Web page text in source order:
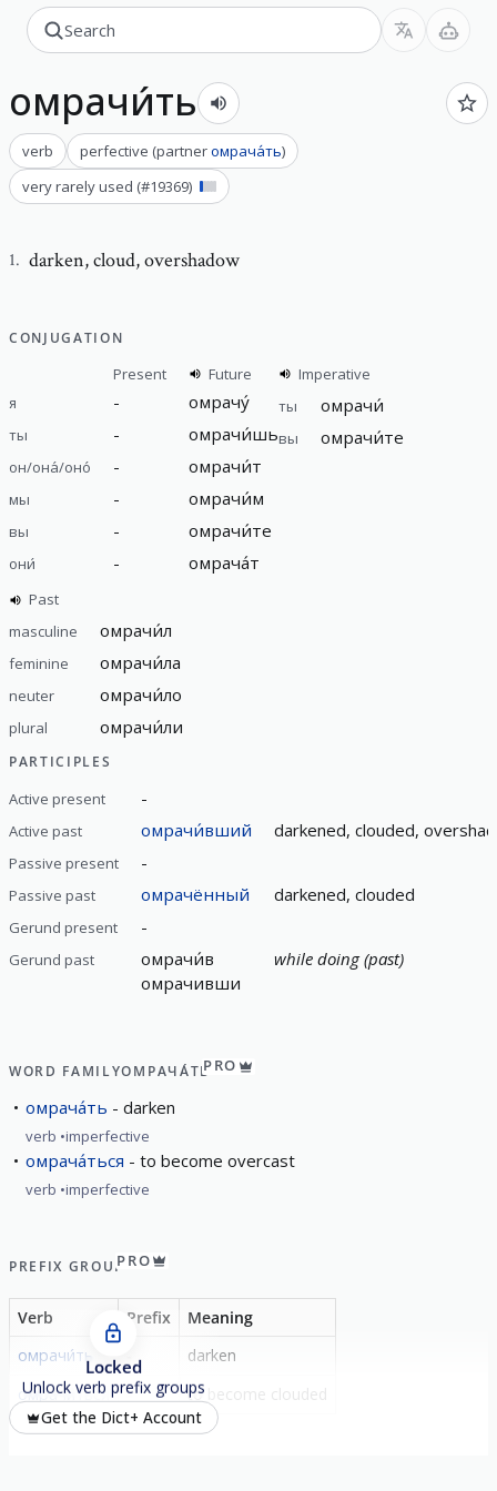
омрачи́ть
verb perfective (partnerомрача́ть)
very rarely used (#19369)
1. darken,cloud, overshadow
CONJUGATION
Present
Future
я
- омрачу́
ты - омрачи́шь
он/она́/оно́ - омрачи́т
мы - омрачи́м
вы - омрачи́те
они́ - омрача́т
Imperative
ты
омрачи́
вы омрачи́те
Past
masculine
омрачи́л
feminine омрачи́ла
neuter омрачи́ло
plural омрачи́ли
PARTICIPLES
Active present -
Active past омрачи́вший darkened, clouded,
Passive present -
Passive past омрачённый darkened, clouded
Gerund present -
Gerund past
омрачи́в
омрачивши
while doing (past)
WORD FAMILYОМРАЧА́ТЬPRO
омрача́ть darken
verb imperfective
омрача́ться to become overcast
verb imperfective
PREFIX GROUPPRO
Verb Prefix
Meaning
омрачи́ть
darken
омрачи́ться
- to become clouded
Locked
Unlock verb prefix groups
Get the Dict+ Account